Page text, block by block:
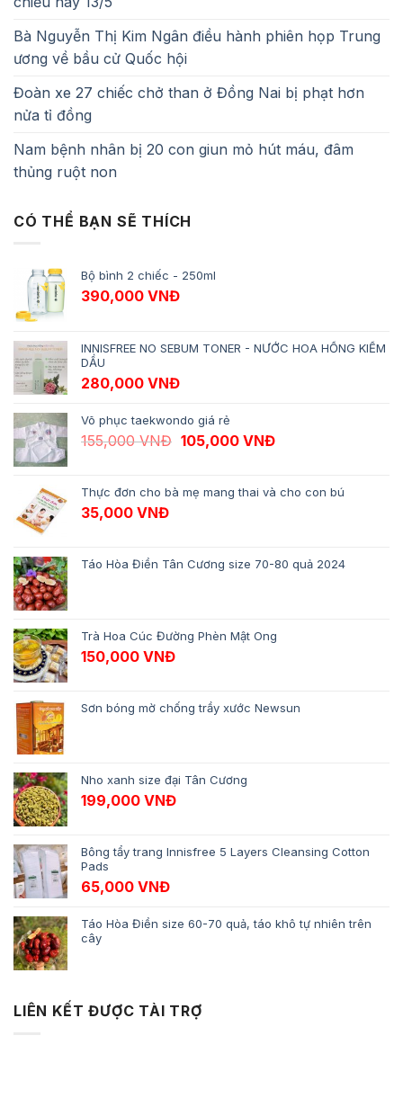
Bà Nguyễn Thị Kim Ngân điều hành phiên họp Trung
ương về bầu cử Quốc hội
Đoàn xe 27 chiếc chở than ở Đồng Nai bị phạt hơn
nửa tỉ đồng
Nam bệnh nhân bị 20 con giun mỏ hút máu, đâm
thủng ruột non
CÓ THỂ BẠN SẼ THÍCH
Bộ bình 2 chiếc - 250ml
390,000 VNĐ
INNISFREE NO SEBUM TONER - NƯỚC HOA HỒNG KIỀM
DẦU
280,000 VNĐ
Võ phục taekwondo giá rẻ
155,000VNĐ Giá gốc là: 155,000 VNĐ.
105,000 VNĐGiá hiện tại là:
Thực đơn cho bà mẹ mang thai và cho con bú
35,000 VNĐ
Táo Hòa Điền Tân Cương size 70-80 quả 2024
Trà Hoa Cúc Đường Phèn Mật Ong
150,000 VNĐ
Sơn bóng mờ chống trầy xước Newsun
Nho xanh size đại Tân Cương
199,000 VNĐ
Bông tẩy trang Innisfree 5 Layers Cleansing Cotton
Pads
65,000 VNĐ
Táo Hòa Điền size 60-70 quả, táo khô tự nhiên trên
cây
LIÊN KẾT ĐƯỢC TÀI TRỢ